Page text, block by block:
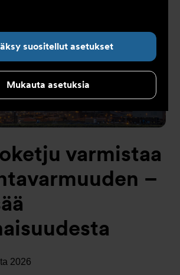
suositellut asetukset
Mukauta asetuksia
varmistaa
–
2026